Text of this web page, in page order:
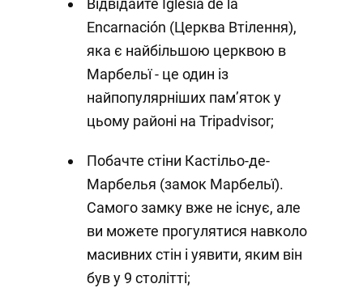
Відвідайте Iglesia de la
Encarnación (Церква Втілення),
яка є найбільшою церквою в
Марбельї - це один із
найпопулярніших пам’яток у
цьому районі на Tripadvisor;
Побачте стіни Кастільо-де-
Марбелья (замок Марбельї).
Самого замку вже не існує, але
ви можете прогулятися навколо
масивних стін і уявити, яким він
був у 9 столітті;